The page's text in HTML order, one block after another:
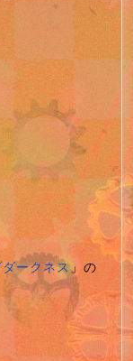
ークネス」の